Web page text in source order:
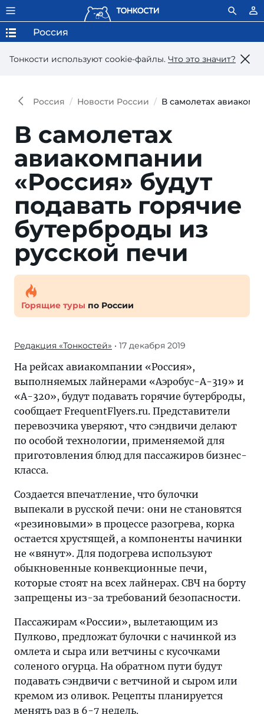
Тонкости используют сookie-файлы. Что это значит?
Россия
Россия Новости России В самолетах
В самолетах
авиакомпании
«Россия» будут
подавать горячие
бутерброды из
русской печи
Горящие туры по России
Редакция «Тонкостей» • 17 декабря 2019
На рейсах авиакомпании «Россия»,
выполняемых лайнерами «Аэробус-А-319» и
«А-320», будут подавать горячие бутерброды,
сообщает FrequentFlyers.ru. Представители
перевозчика уверяют, что сэндвичи делают
по особой технологии, применяемой для
приготовления блюд для пассажиров бизнес-
класса.
Создается впечатление, что булочки
выпекали в русской печи: они не становятся
«резиновыми» в процессе разогрева, корка
остается хрустящей, а компоненты начинки
не «вянут». Для подогрева используют
обыкновенные конвекционные печи,
которые стоят на всех лайнерах. СВЧ на борту
запрещены из-за требований безопасности.
Пассажирам «России», вылетающим из
Пулково, предложат булочки с начинкой из
омлета и сыра или ветчины с кусочками
соленого огурца. На обратном пути будут
подавать сэндвичи с ветчиной и сыром или
кремом из оливок. Рецепты планируется
менять раз в 6-7 недель.